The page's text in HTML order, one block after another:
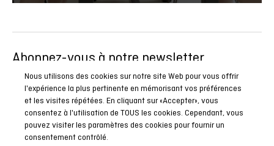
Abonnez-vous à notre newsletter
Soyez le premier à connaître toutes nos actualités, reportages
et promotions spéciales.
ABONNEZ-VOUS
Nous utilisons des cookies sur notre site Web pour vous offrir
l'expérience la plus pertinente en mémorisant vos préférences
et les visites répétées. En cliquant sur «Accepter», vous
consentez à l'utilisation de TOUS les cookies. Cependant, vous
pouvez visiter les paramètres des cookies pour fournir un
consentement contrôlé.